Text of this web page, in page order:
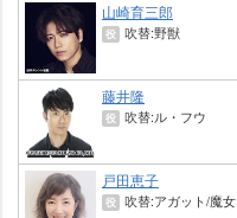
山崎育三郎
役 吹替:野獣
藤井隆
役 吹替:ル・フウ
戸田恵子
役 吹替:アガット/魔女